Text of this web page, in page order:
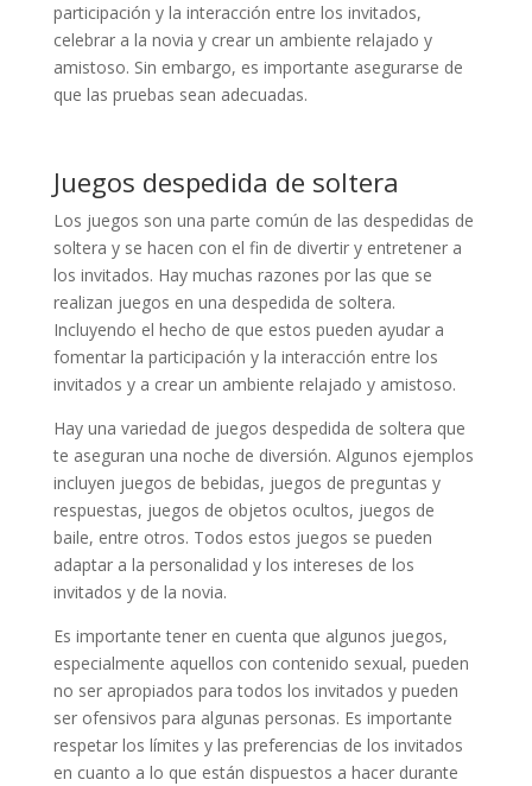
participación y la interacción entre los invitados,
celebrar a la novia y crear un ambiente relajado y
amistoso. Sin embargo, es importante asegurarse de
que las pruebas sean adecuadas.
Juegos despedida de soltera
Los juegos son una parte común de las despedidas de
soltera y se hacen con el fin de divertir y entretener a
los invitados. Hay muchas razones por las que se
realizan juegos en una despedida de soltera.
Incluyendo el hecho de que estos pueden ayudar a
fomentar la participación y la interacción entre los
invitados y a crear un ambiente relajado y amistoso.
Hay una variedad de juegos despedida de soltera que
te aseguran una noche de diversión. Algunos ejemplos
incluyen juegos de bebidas, juegos de preguntas y
respuestas, juegos de objetos ocultos, juegos de
baile, entre otros. Todos estos juegos se pueden
adaptar a la personalidad y los intereses de los
invitados y de la novia.
Es importante tener en cuenta que algunos juegos,
especialmente aquellos con contenido sexual, pueden
no ser apropiados para todos los invitados y pueden
ser ofensivos para algunas personas. Es importante
respetar los límites y las preferencias de los invitados
en cuanto a lo que están dispuestos a hacer durante